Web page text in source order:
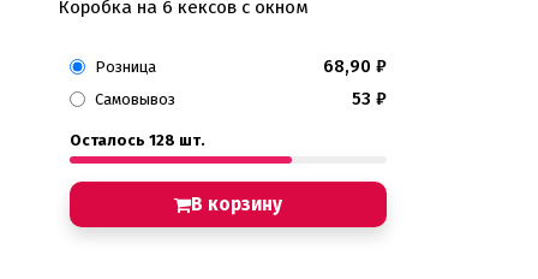
Коробка на 6 кексов с окном
Розница 68,90 ₽
Самовывоз 53 ₽
Осталось 128 шт.
В корзину